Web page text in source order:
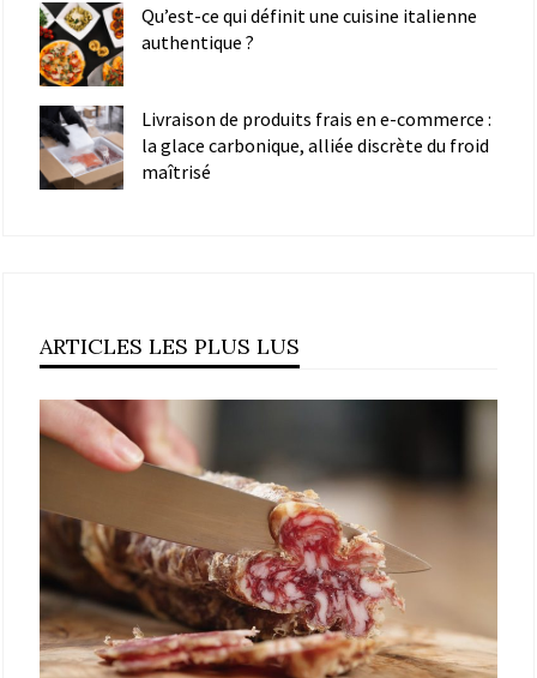
Qu’est-ce qui définit une cuisine italienne
authentique ?
Livraison de produits frais en e-commerce :
la glace carbonique, alliée discrète du froid
maîtrisé
ARTICLES LES PLUS LUS